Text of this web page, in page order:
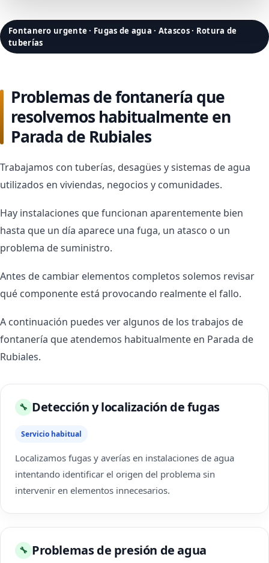
Fontanero urgente · Fugas de agua · Atascos · Rotura de
tuberías
Problemas de fontanería que
resolvemos habitualmente en
Parada de Rubiales
Trabajamos con tuberías, desagües y sistemas de agua
utilizados en viviendas, negocios y comunidades.
Hay instalaciones que funcionan aparentemente bien
hasta que un día aparece una fuga, un atasco o un
problema de suministro.
Antes de cambiar elementos completos solemos revisar
qué componente está provocando realmente el fallo.
A continuación puedes ver algunos de los trabajos de
fontanería que atendemos habitualmente en Parada de
Rubiales.
🔧 Detección y localización de fugas
Servicio habitual
Localizamos fugas y averías en instalaciones de agua
intentando identificar el origen del problema sin
intervenir en elementos innecesarios.
🔧 Problemas de presión de agua